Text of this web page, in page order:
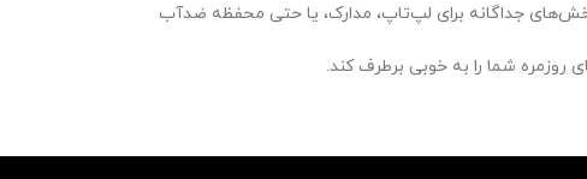
جداگانه برای لپ‌تاپ، مدارک، یا حتی محفظه ضدآب
شما را به خوبی برطرف کند.